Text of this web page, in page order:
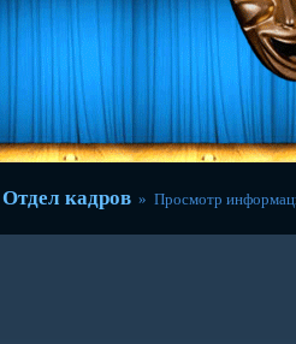
Отдел кадров » Просмотр